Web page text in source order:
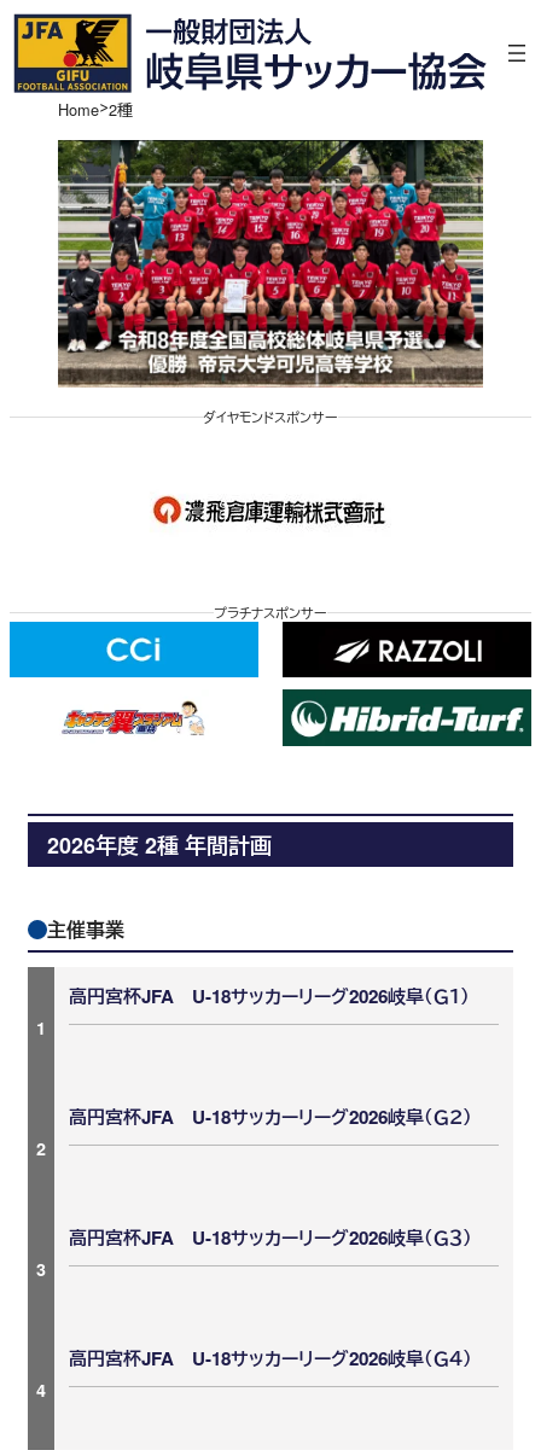
内
を
Home 2種
ダイヤモンドスポンサー
プラチナスポンサー
2026年度 2種 年間計画
主催事業
1
高円宮杯JFA U-18サッカーリーグ2026岐阜（Ｇ１）
2
高円宮杯JFA U-18サッカーリーグ2026岐阜（Ｇ２）
3
高円宮杯JFA U-18サッカーリーグ2026岐阜（Ｇ３）
4
高円宮杯JFA U-18サッカーリーグ2026岐阜（Ｇ４）